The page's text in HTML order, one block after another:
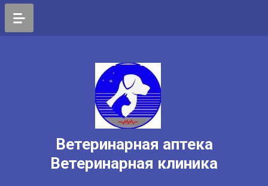
Ветеринарная аптека
Ветеринарная клиника